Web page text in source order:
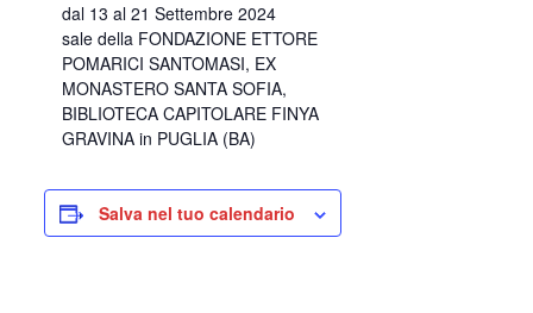
dal 13 al 21 Settembre 2024
sale della FONDAZIONE ETTORE
POMARICI SANTOMASI, EX
MONASTERO SANTA SOFIA,
BIBLIOTECA CAPITOLARE FINYA
GRAVINA in PUGLIA (BA)
Salva nel tuo calendario